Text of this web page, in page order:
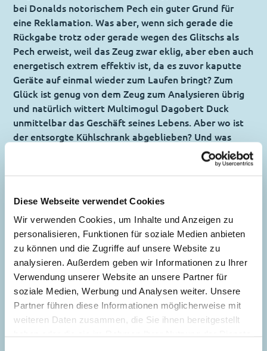
Diese Webseite verwendet Cookies
Wir verwenden Cookies, um Inhalte und Anzeigen zu
personalisieren, Funktionen für soziale Medien anbieten
zu können und die Zugriffe auf unsere Website zu
analysieren. Außerdem geben wir Informationen zu Ihrer
Verwendung unserer Website an unsere Partner für
soziale Medien, Werbung und Analysen weiter. Unsere
Partner führen diese Informationen möglicherweise mit
weiteren Daten zusammen, die Sie ihnen bereitgestellt
bei Donalds notorischem Pech ein guter Grund für
eine Reklamation. Was aber, wenn sich gerade die
Rückgabe trotz oder gerade wegen des Glitschs als
Pech erweist, weil das Zeug zwar eklig, aber eben auch
energetisch extrem effektiv ist, da es zuvor kaputte
Geräte auf einmal wieder zum Laufen bringt? Zum
Glück ist genug von dem Zeug zum Analysieren übrig
und natürlich wittert Multimogul Dagobert Duck
unmittelbar das Geschäft seines Lebens. Aber wo ist
der entsorgte Kühlschrank abgeblieben? Und was
ohnehin noch aussteht, ist die kalte Fusion von
Geschichten!
Inhaltsverzeichnis
Der Superschleim
Story: Fausto Vitaliano
, Zeichnungen:
Marco Mazzarello